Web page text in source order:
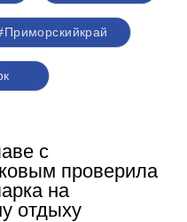
с
проверила
на
отдыху